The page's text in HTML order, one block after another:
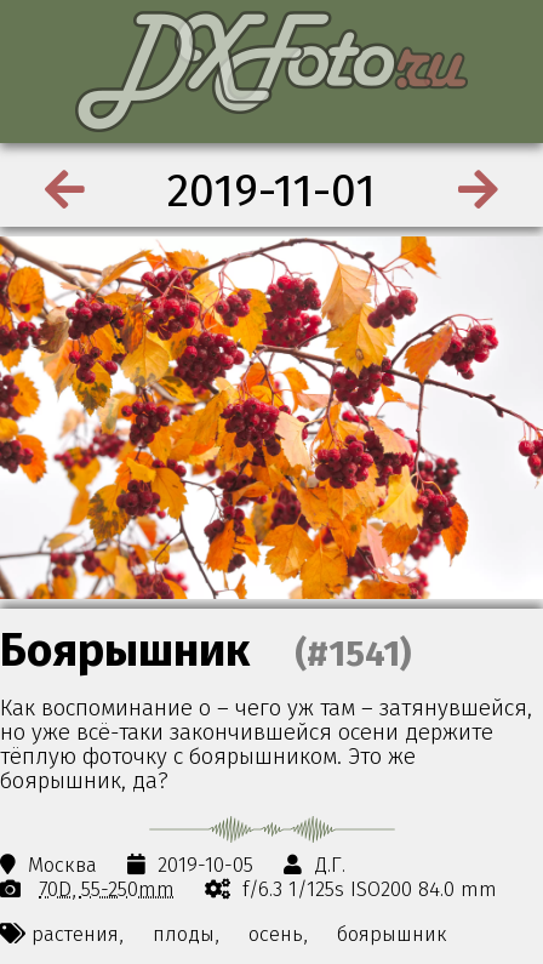
2019-11-01
Боярышник (#1541)
Как воспоминание о – чего уж там – затянувшейся,
но уже всё-таки закончившейся осени держите
тёплую фоточку с боярышником. Это же
боярышник, да?
Москва 2019-10-05
Д.Г.
70D 55-250mm
f/6.3 1/125s ISO200 84.0 mm
растения,
плоды, осень,
боярышник